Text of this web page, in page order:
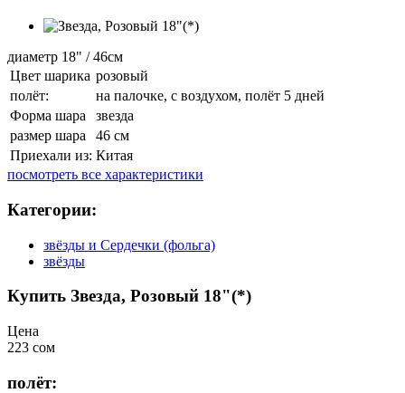
диаметр 18" / 46см
Цвет шарика розовый
полёт:
на палочке, с воздухом, полёт 5 дней
Форма шара
звезда
размер шара
46 см
Приехали из: Китая
посмотреть все характеристики
Категории:
звёзды и Сердечки (фольга)
звёзды
Купить Звезда, Розовый 18"(*)
Цена
223 сом
полёт: